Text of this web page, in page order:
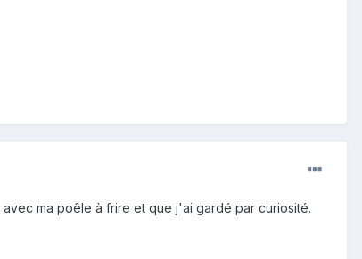
ma poêle à frire et que j'ai gardé par curiosité.